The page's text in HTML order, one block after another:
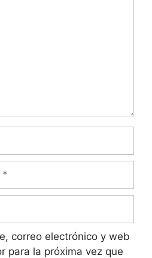
correo electrónico y web
para la próxima vez que